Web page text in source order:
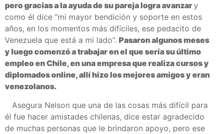
pero gracias a la ayuda de su pareja logra avanzary
como él dice “mi mayor bendición y soporte en estos
años, en los momentos más difíciles, ese pedacito de
Venezuela que está a mi lado”. Pasaron algunos meses
y luego comenzó a trabajar en el que sería su último
empleo en Chile, en una empresa que realiza cursos y
diplomados online, allí hizo los mejores amigos y eran
venezolanos.
Asegura Nelson que una de las cosas más difícil para
él fue hacer amistades chilenas, dice estar agradecido
de muchas personas que le brindaron apoyo, pero ese